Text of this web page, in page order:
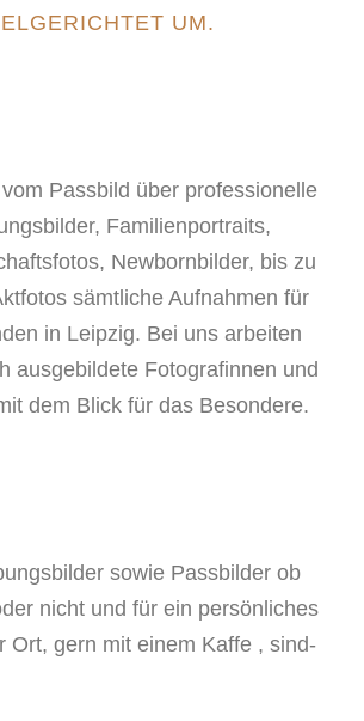
UM.
Passbild über professionelle
Familienportraits,
Newbornbilder, bis zu
sämtliche Aufnahmen für
in Leipzig. Bei uns arbeiten
ausgebildete Fotografinnen und
dem Blick für das Besondere.
sowie Passbilder ob
nicht und für ein persönliches
Ort, gern mit einem Kaffe , sind-